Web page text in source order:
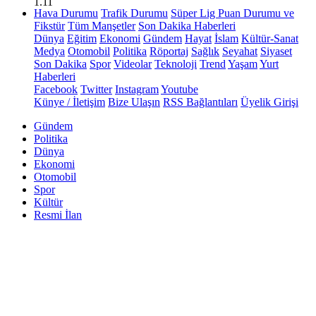
Hava Durumu Trafik Durumu Süper Lig Puan Durumu ve
Fikstür Tüm Manşetler Son Dakika Haberleri
Dünya Eğitim Ekonomi Gündem Hayat İslam Kültür-Sanat
Medya Otomobil Politika Röportaj Sağlık Seyahat Siyaset
Son Dakika Spor Videolar Teknoloji Trend YaşamYurt
Haberleri
Facebook Twitter InstagramYoutube
Künye / İletişim Bize Ulaşın RSS Bağlantıları Üyelik Girişi
Gündem
Politika
Dünya
Ekonomi
Otomobil
Spor
Kültür
Resmi İlan